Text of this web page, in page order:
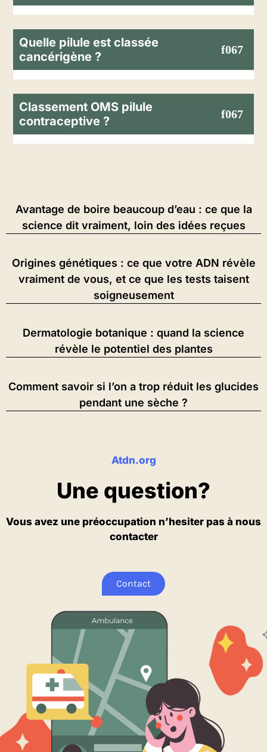
Quelle pilule est classée
cancérigène ?
Classement OMS pilule
contraceptive ?
Avantage de boire beaucoup d’eau : ce que la
science dit vraiment, loin des idées reçues
Origines génétiques : ce que votre ADN révèle
vraiment de vous, et ce que les tests taisent
soigneusement
Dermatologie botanique : quand la science
révèle le potentiel des plantes
Comment savoir si l’on a trop réduit les glucides
pendant une sèche ?
Atdn.org
Une question?
Vous avez une préoccupation n’hesiter pas à nous
contacter
Contact